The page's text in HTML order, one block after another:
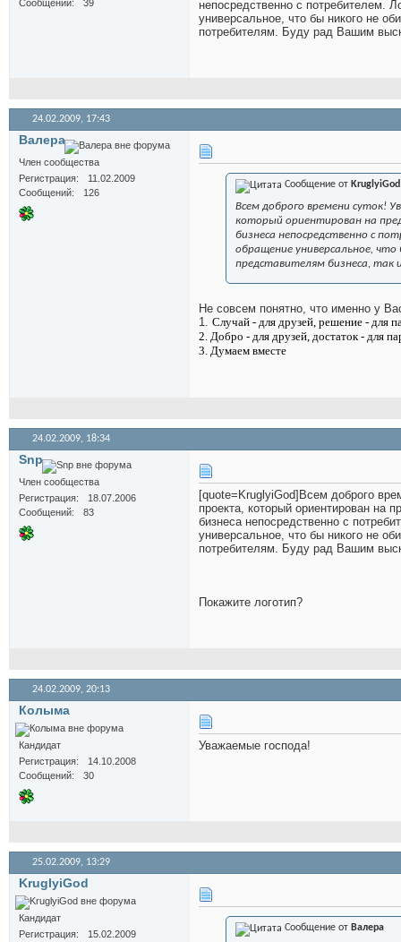
Сообщений
39
непосредственно с потребителем.
универсальное, что бы никого не
потребителям. Буду рад Вашим
24.02.2009, 17:43
Валера
Член сообщества
Регистрация
11.02.2009
Сообщений
126
Сообщение от KruglyiGod
Всем доброго времени суток!
который ориентирован на
бизнеса непосредственно с
обращение универсальное,
представителям бизнеса,
Не совсем понятно, что именно у
1. Случай - для друзей, решение - для
2. Добро - для друзей, достаток - для
3. Думаем вместе
24.02.2009, 18:34
Snp
Член сообщества
Регистрация
18.07.2006
Сообщений
83
[quote=KruglyiGod]Всем доброго
проекта, который ориентирован на
бизнеса непосредственно с
универсальное, что бы никого не
потребителям. Буду рад Вашим
Покажите логотип?
24.02.2009, 20:13
Колыма
Кандидат
Регистрация
14.10.2008
Сообщений
30
Уважаемые господа!
25.02.2009, 13:29
KruglyiGod
Кандидат
Регистрация
15.02.2009
Сообщение от Валера